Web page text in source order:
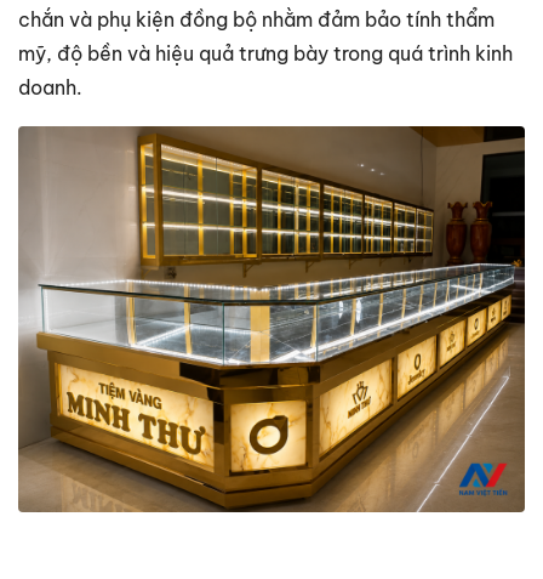
chắn và phụ kiện đồng bộ nhằm đảm bảo tính thẩm
mỹ, độ bền và hiệu quả trưng bày trong quá trình kinh
doanh.